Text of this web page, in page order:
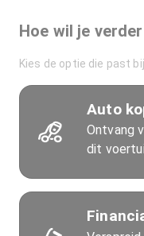
Hoe wil je
Kies de optie die past
Auto
Ontvang
dit